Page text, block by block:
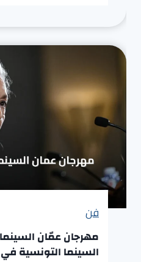
فن
مهرجان عمّان
السينما التونسية